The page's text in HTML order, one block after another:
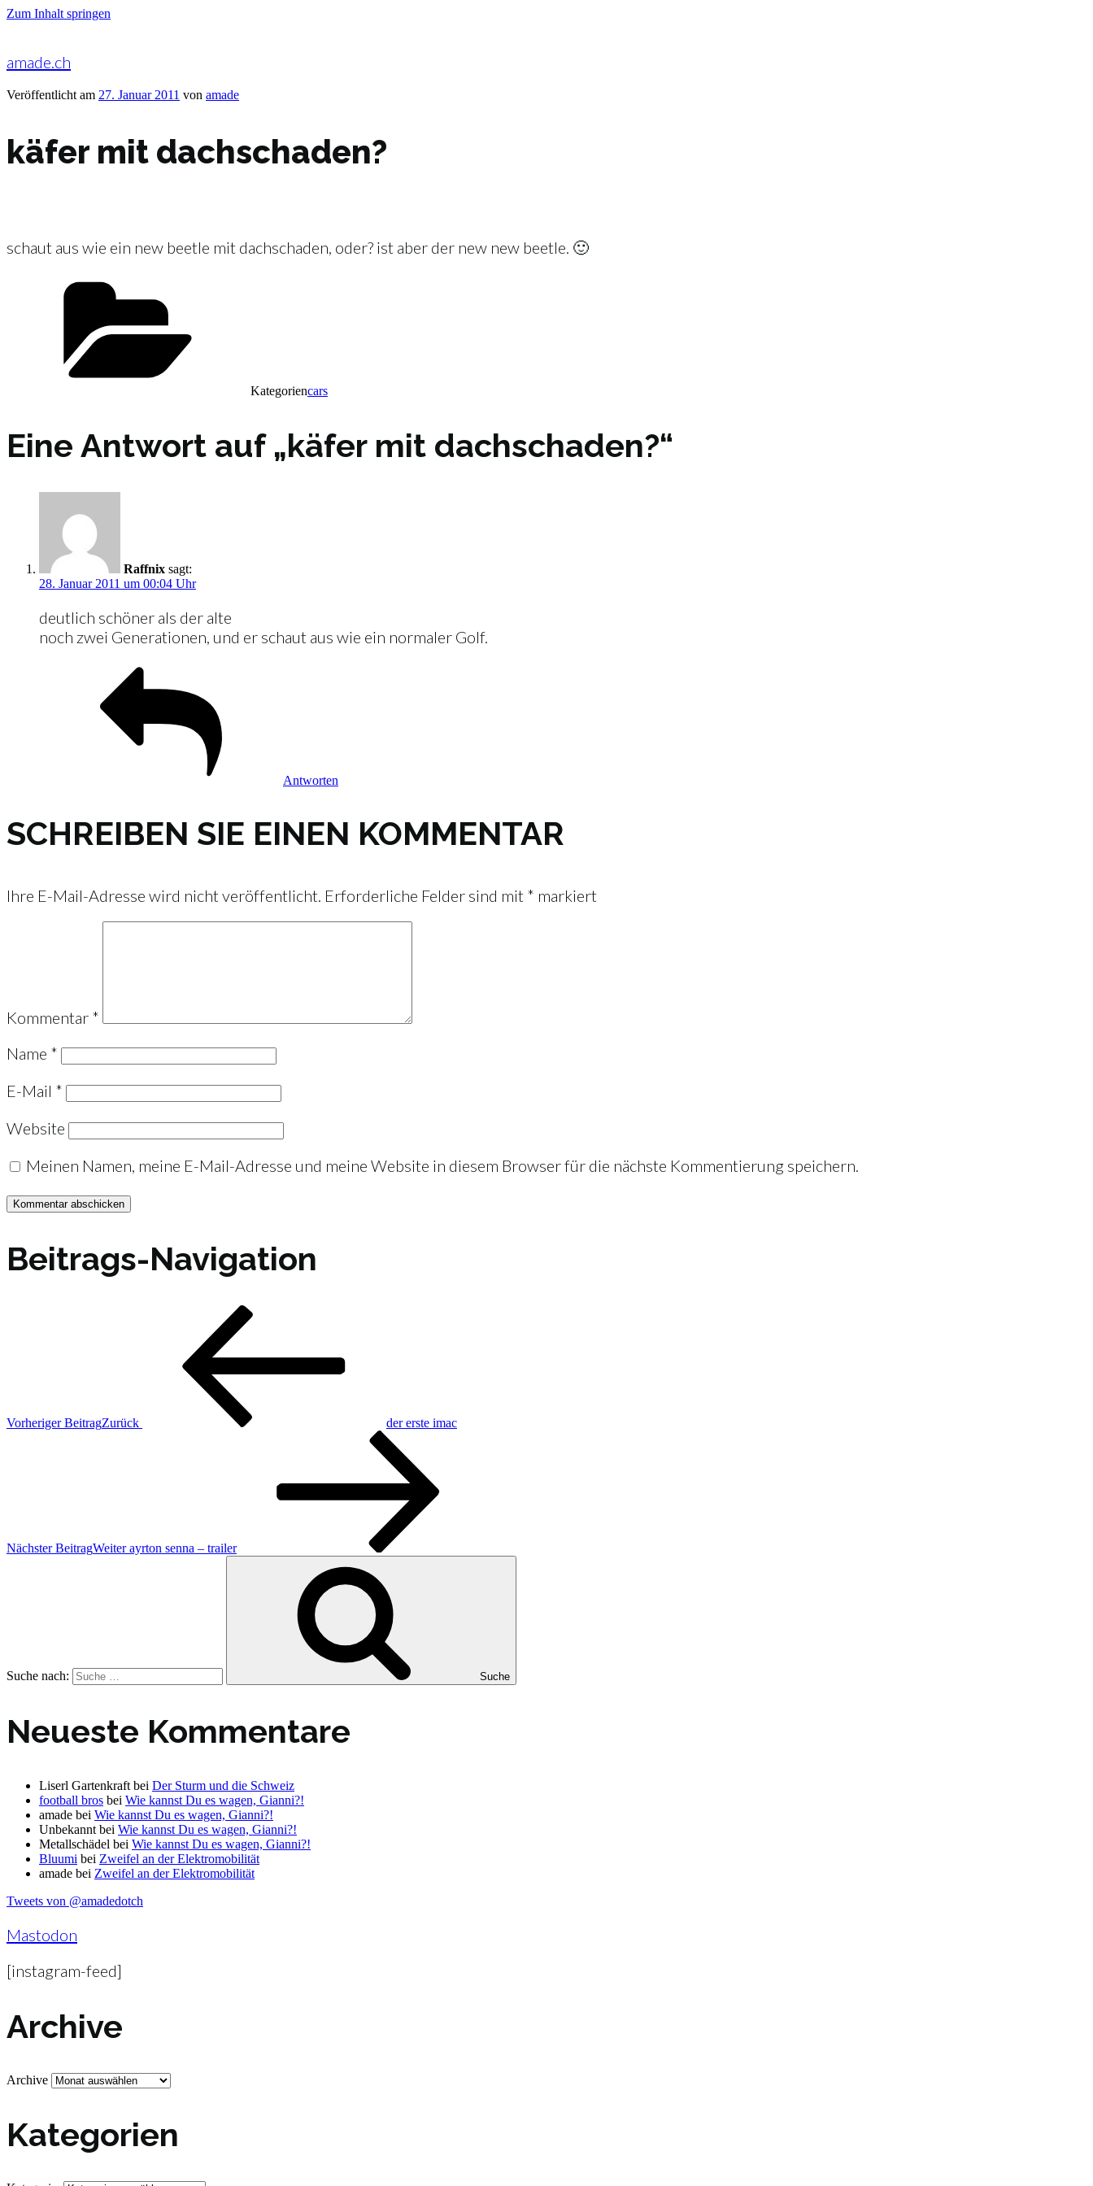
Zum Inhalt springen
amade.ch
Veröffentlicht am 27. Januar 2011 von amade
käfer mit dachschaden?
schaut aus wie ein new beetle mit dachschaden, oder? ist aber der new new beetle. 🙂
Kategoriencars
Eine Antwort auf „käfer mit dachschaden?“
Raffnix sagt:
28. Januar 2011 um 00:04 Uhr
deutlich schöner als der alte
noch zwei Generationen, und er schaut aus wie ein normaler Golf.
Antworten
SCHREIBEN SIE EINEN KOMMENTAR
Ihre E-Mail-Adresse wird nicht veröffentlicht. Erforderliche Felder sind mit * markiert
Kommentar *
Name *
E-Mail *
Website
Meinen Namen, meine E-Mail-Adresse und meine Website in diesem Browser für die nächste Kommentierung speichern.
Beitrags-Navigation
Vorheriger BeitragZurück der erste imac
Nächster BeitragWeiter ayrton senna – trailer
Suche nach: Suche
Neueste Kommentare
Liserl Gartenkraft bei Der Sturm und die Schweiz
football bros bei Wie kannst Du es wagen, Gianni?!
amade bei Wie kannst Du es wagen, Gianni?!
Unbekannt bei Wie kannst Du es wagen, Gianni?!
Metallschädel bei Wie kannst Du es wagen, Gianni?!
Bluumi bei Zweifel an der Elektromobilität
amade bei Zweifel an der Elektromobilität
Tweets von @amadedotch
Mastodon
[instagram-feed]
Archive
Archive
Kategorien